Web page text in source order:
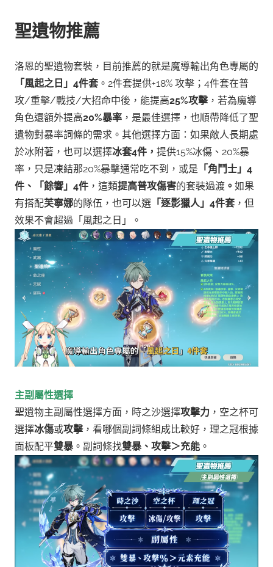
聖遺物推薦
洛恩的聖遺物套裝，目前推薦的就是魔導輸出角色專屬的
「風起之日」4件套 。2件套提供+18% 攻擊；4件套在普
攻/重擊/戰技/大招命中後，能提高25%攻擊，若為魔導
角色還額外提高20%暴率 ，是最佳選擇，也順帶降低了聖
遺物對暴率詞條的需求。 其他選擇方面：如果敵人長期處
於冰附著，也可以選擇冰套4件， 提供15%冰傷、20%暴
率，只是凍結那20%暴擊通常吃不到， 或是 「角鬥士」4
件、「餘響」4件 ，這類提高普攻傷害的套裝過渡 。 如果
有搭配芙寧娜的隊伍，也可以選 「逐影獵人」4件套 ，但
效果不會超過「風起之日」。
主副屬性選擇
聖遺物主副屬性選擇方面，時之沙選擇攻擊力 ，空之杯可
選擇冰傷或攻擊，看哪個副詞條組成比較好，理之冠根據
面板配平雙暴。副詞條找雙暴、攻擊＞充能 。